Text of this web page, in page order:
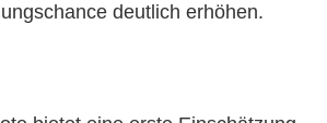
deutlich erhöhen.